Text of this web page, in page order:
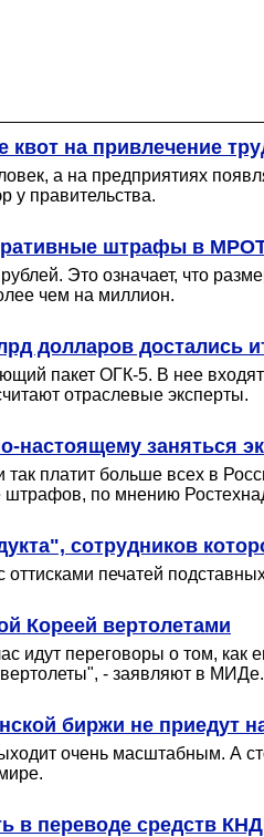
квот на привлечение
а на предприятиях
у правительства.
штрафы в
Это означает, что
чем на миллион.
долларов достались
пакет ОГК-5. В нее
отраслевые эксперты.
настоящему заняться
так платит больше всех в
по мнению
сотрудников
печатей
Кореей вертолетами
идут переговоры о том, как
- заявляют в МИДе.
биржи не приедут
очень масштабным. А
в переводе средств